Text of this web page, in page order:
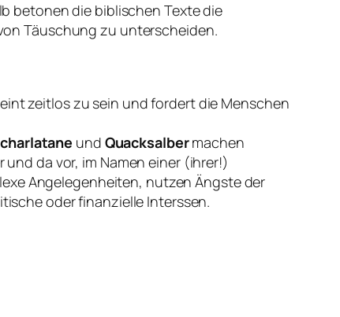
betonen die biblischen Texte die
Täuschung zu unterscheiden.
zeitlos zu sein und fordert die Menschen
und Quacksalbermachen
da vor, im Namen einer (ihrer!)
Angelegenheiten, nutzen Ängste der
oder finanzielle Interssen.